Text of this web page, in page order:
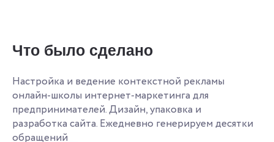
Что было сделано
Настройка и ведение контекстной рекламы
онлайн-школы интернет-маркетинга для
предпринимателей. Дизайн, упаковка и
разработка сайта. Ежедневно генерируем десятки
обращений